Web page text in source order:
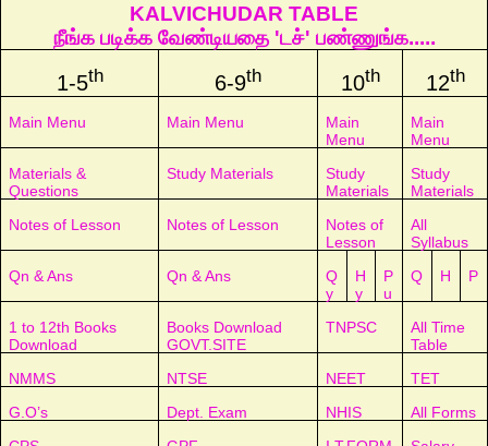
KALVICHUDAR TABLE
நீங்க படிக்க வேண்டியதை 'டச்' பண்ணுங்க.....
1-5th 6-9th 10th 12th
Main Menu Main Menu
Main
Menu
Main
Menu
Materials &
Questions
Study Materials
Study
Materials
Study
Materials
Notes of Lesson
Notes of Lesson
Notes of
Lesson
All
Syllabus
Qn & Ans
Qn & Ans
Q
y
H
y
P
u
Q H P
1 to 12th Books
Download
Books Download
GOVT.SITE
TNPSC
All Time
Table
NMMS
NTSE NEET
TET
G.O’s
Dept. Exam NHIS
All Forms